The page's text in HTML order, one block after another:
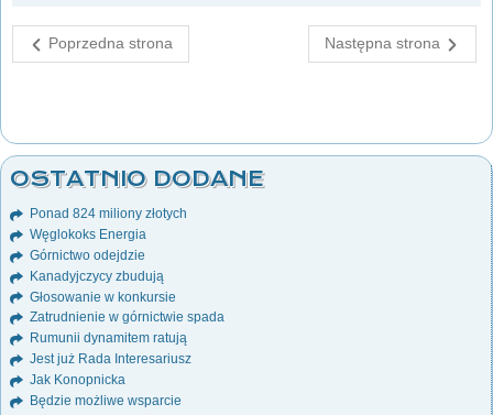
Poprzedna strona Następna strona
OSTATNIO DODANE
Ponad 824 miliony złotych
Węglokoks Energia
Górnictwo odejdzie
Kanadyjczycy zbudują
Głosowanie w konkursie
Zatrudnienie w górnictwie spada
Rumunii dynamitem ratują
Jest już Rada Interesariusz
Jak Konopnicka
Będzie możliwe wsparcie